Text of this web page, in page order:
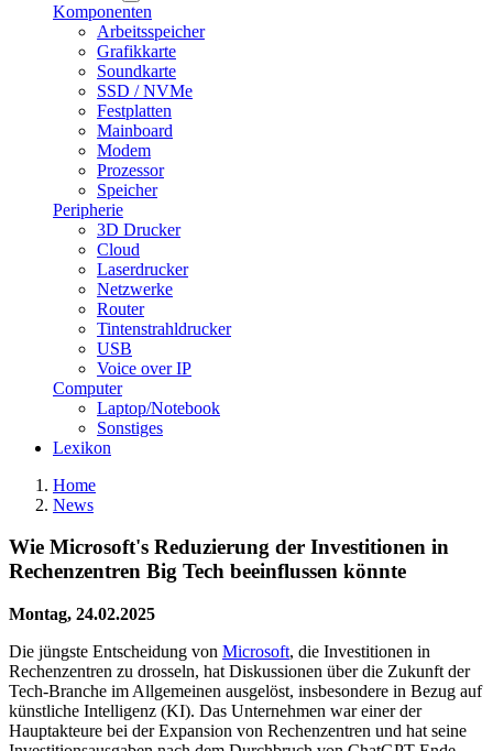
Komponenten
Arbeitsspeicher
Grafikkarte
Soundkarte
SSD / NVMe
Festplatten
Mainboard
Modem
Prozessor
Speicher
Peripherie
3D Drucker
Cloud
Laserdrucker
Netzwerke
Router
Tintenstrahldrucker
USB
Voice over IP
Computer
Laptop/Notebook
Sonstiges
Lexikon
Home
News
Wie Microsoft's Reduzierung der Investitionen in
Rechenzentren Big Tech beeinflussen könnte
Montag, 24.02.2025
Die jüngste Entscheidung von Microsoft, die Investitionen in
Rechenzentren zu drosseln, hat Diskussionen über die Zukunft der
Tech-Branche im Allgemeinen ausgelöst, insbesondere in Bezug auf
künstliche Intelligenz (KI). Das Unternehmen war einer der
Hauptakteure bei der Expansion von Rechenzentren und hat seine